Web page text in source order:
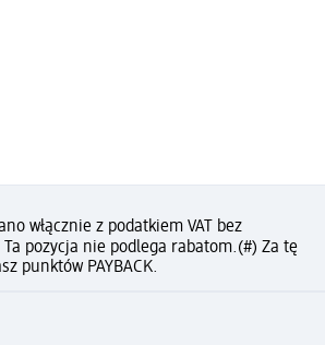
włącznie z podatkiem VAT bez
Ta pozycja nie podlega rabatom.(#) Za tę
punktów PAYBACK.